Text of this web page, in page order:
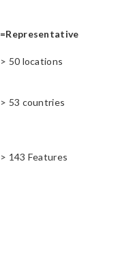
=Representative
> 50 locations
> 53 countries
> 143 Features